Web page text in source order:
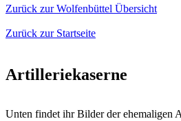
Zurück zur Wolfenbüttel Übersicht
Zurück zur Startseite
Artilleriekaserne
Unten findet ihr Bilder der ehemaligen